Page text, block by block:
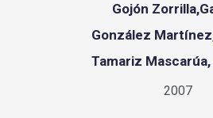
Gojón
González
Tamariz
2007